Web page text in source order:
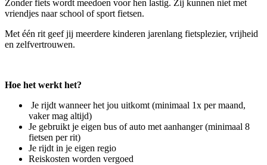
Zonder fiets wordt meedoen voor hen lastig. Zij kunnen niet met
vriendjes naar school of sport fietsen.
Met één rit geef jij meerdere kinderen jarenlang fietsplezier, vrijheid
en zelfvertrouwen.
Hoe het werkt het?
Je rijdt wanneer het jou uitkomt (minimaal 1x per maand,
vaker mag altijd)
Je gebruikt je eigen bus of auto met aanhanger (minimaal 8
fietsen per rit)
Je rijdt in je eigen regio
Reiskosten worden vergoed